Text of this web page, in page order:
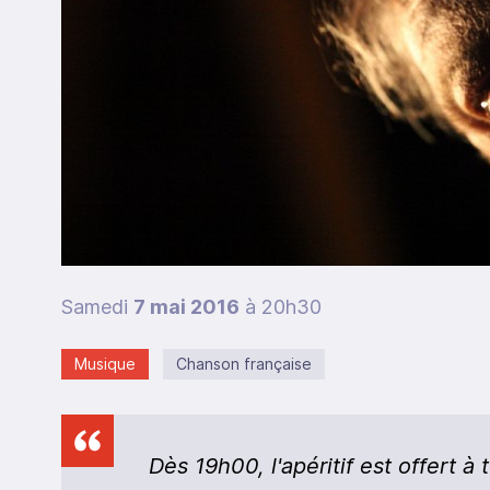
Samedi 7 mai 2016 à 20h30
Musique Chanson française
Dès 19h00, l'apéritif est offert à